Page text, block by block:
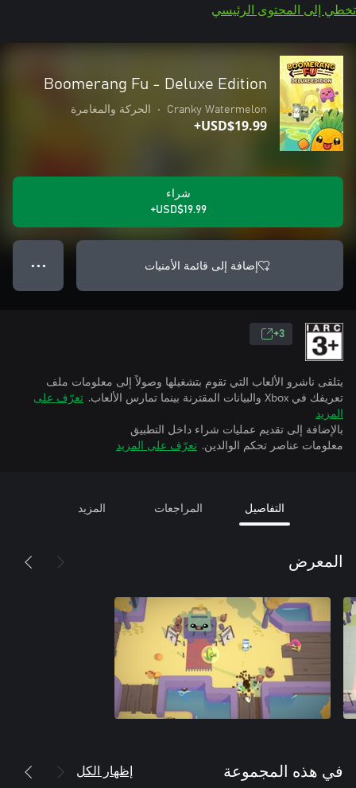
تخطي إلى المحتوى الرئيسي
Boomerang Fu - Deluxe Edition
Cranky Watermelon
• الحركة والمغامرة
USD$19.99+
شراء
USD$19.99+
إضافة إلى قائمة الأمنيات ● ● ●
3+
يتلقى ناشرو الألعاب التي تقوم بتشغيلها وصولاً إلى معلومات ملف
تعريفك في Xbox والبيانات المقترنة بينما تمارس الألعاب.
تعرّف على
المزيد
بالإضافة إلى تقديم عمليات شراء داخل التطبيق
معلومات عناصر تحكم الوالدين. تعرّف على المزيد
التفاصيل المراجعات المزيد
المعرض
في هذه المجموعة إظهار الكل